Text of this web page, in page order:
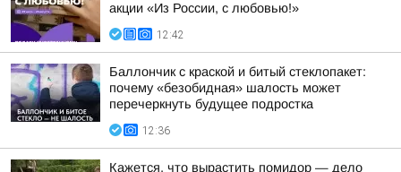
акции «Из России, с любовью!»
12:42
Баллончик с краской и битый стеклопакет:
почему «безобидная» шалость может
перечеркнуть будущее подростка
12:36
Кажется, что вырастить помидор — дело